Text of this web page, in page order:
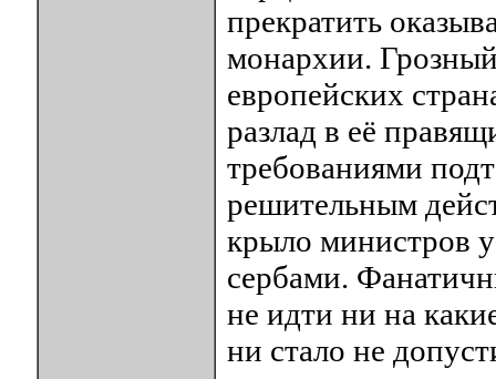
прекратить
монархии.
европейских
разлад в её
требованиями
решительным
крыло министров
сербами.
не идти ни на
ни стало не